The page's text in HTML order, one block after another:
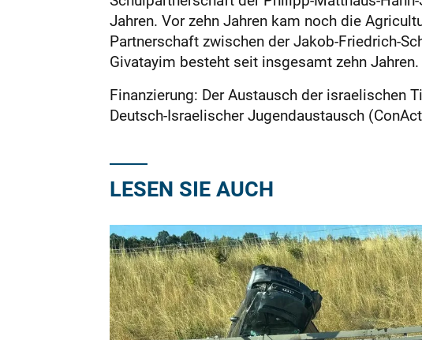
Jahren. Vor zehn Jahren kam noch die
Partnerschaft zwischen der Jakob-Friedrich-
Givatayim besteht seit insgesamt zehn Jahren.
Finanzierung: Der Austausch der
Deutsch-Israelischer Jugendaustausch
LESEN SIE AUCH